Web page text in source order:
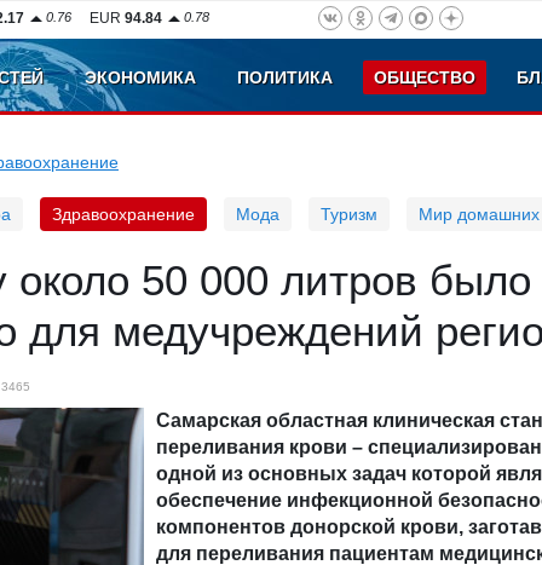
0.76 EUR 94.84 0.78
ЭКОНОМИКА ПОЛИТИКА ОБЩЕСТВО
Здравоохранение Мода Туризм Мир домашних
около 50 000 литров было
для медучреждений
3465
Самарская областная клиническая
переливания крови –
одной из основных задач которой
обеспечение инфекционной
компонентов донорской крови,
для переливания пациентам